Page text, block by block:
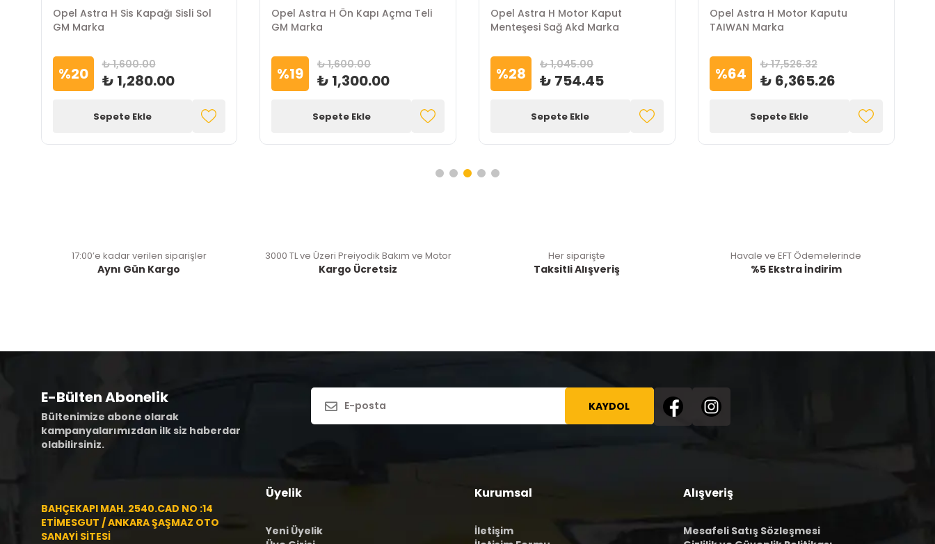
Opel Astra H Sis Kapağı Sisli Sol
GM Marka
%20 ₺ 1,600.00
₺ 1,280.00
Sepete Ekle
Opel Astra H Ön Kapı Açma Teli
GM Marka
%19 ₺ 1,600.00
₺ 1,300.00
Sepete Ekle
Opel Astra H Motor Kaput
Menteşesi Sağ Akd Marka
%28 ₺ 1,045.00
₺ 754.45
Sepete Ekle
Opel Astra H Motor Kaputu
TAIWAN Marka
%64 ₺ 17,526.32
₺ 6,365.26
Sepete Ekle
17:00’e kadar verilen siparişler
Aynı Gün Kargo
3000 TL ve Üzeri Preiyodik Bakım ve Motor
Kargo Ücretsiz
Her siparişte
Taksitli Alışveriş
Havale ve EFT Ödemelerinde
%5 Ekstra İndirim
E-Bülten Abonelik
Bültenimize abone olarak
kampanyalarımızdan ilk siz haberdar
olabilirsiniz.
KAYDOL
BAHÇEKAPI MAH. 2540.CAD NO :14
ETİMESGUT / ANKARA ŞAŞMAZ OTO
SANAYİ SİTESİ
Üyelik
Yeni Üyelik
Kurumsal
İletişim
Alışveriş
Mesafeli Satış Sözleşmesi